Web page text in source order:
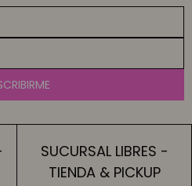
SUCURSAL LIBRES -
TIENDA & PICKUP